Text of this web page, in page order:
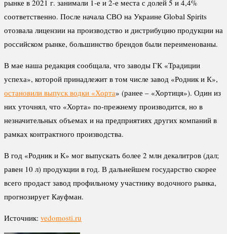
рынке в 2021 г. занимали 1-е и 2-е места с долей 5 и 4,4%
соответственно. После начала СВО на Украине Global Spirits
отозвала лицензии на производство и дистрибуцию продукции на
российском рынке, большинство брендов были переименованы.
В мае наша редакция сообщала, что заводы ГК «Традиции
успеха», которой принадлежит в том числе завод «Родник и К»,
остановили выпуск водки «Хорта» (ранее – «Хортиця»). Один из
них уточнял, что «Хорта» по-прежнему производится, но в
незначительных объемах и на предприятиях других компаний в
рамках контрактного производства.
В год «Родник и К» мог выпускать более 2 млн декалитров (дал;
равен 10 л) продукции в год. В дальнейшем государство скорее
всего продаст завод профильному участнику водочного рынка,
прогнозирует Кауфман.
Источник: vedomosti.ru